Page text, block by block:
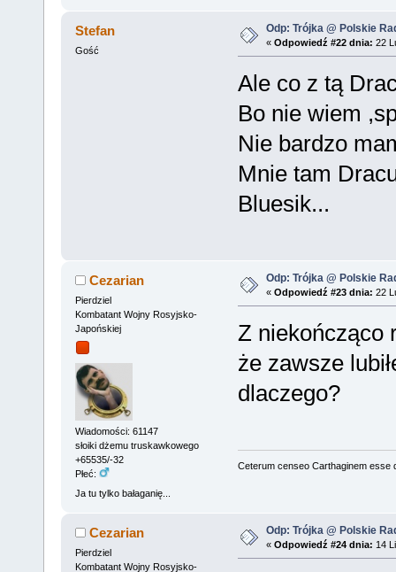
Stefan
Gość
Odp: Trójka @ Polskie
« Odpowiedź #22 dnia: 22
Ale co z tą
Bo nie wiem
Nie bardzo
Mnie tam
Bluesik...
Cezarian
Pierdziel
Kombatant Wojny Rosyjsko-
Japońskiej
Wiadomości: 61147
słoiki dżemu truskawkowego
+65535/-32
Płeć:
Ja tu tylko bałaganię...
Odp: Trójka @ Polskie
« Odpowiedź #23 dnia: 22
Z niekończąco
że zawsze
dlaczego?
Ceterum censeo Carthaginem esse
Cezarian
Pierdziel
Kombatant Wojny Rosyjsko-
Odp: Trójka @ Polskie
« Odpowiedź #24 dnia: 14